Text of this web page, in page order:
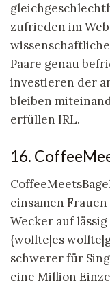
zufrieden im
Paare genau
investieren der
bleiben
erfüllen IRL.
16.
einsamen
Wecker auf
{wollte|es
schwerer für
eine Million